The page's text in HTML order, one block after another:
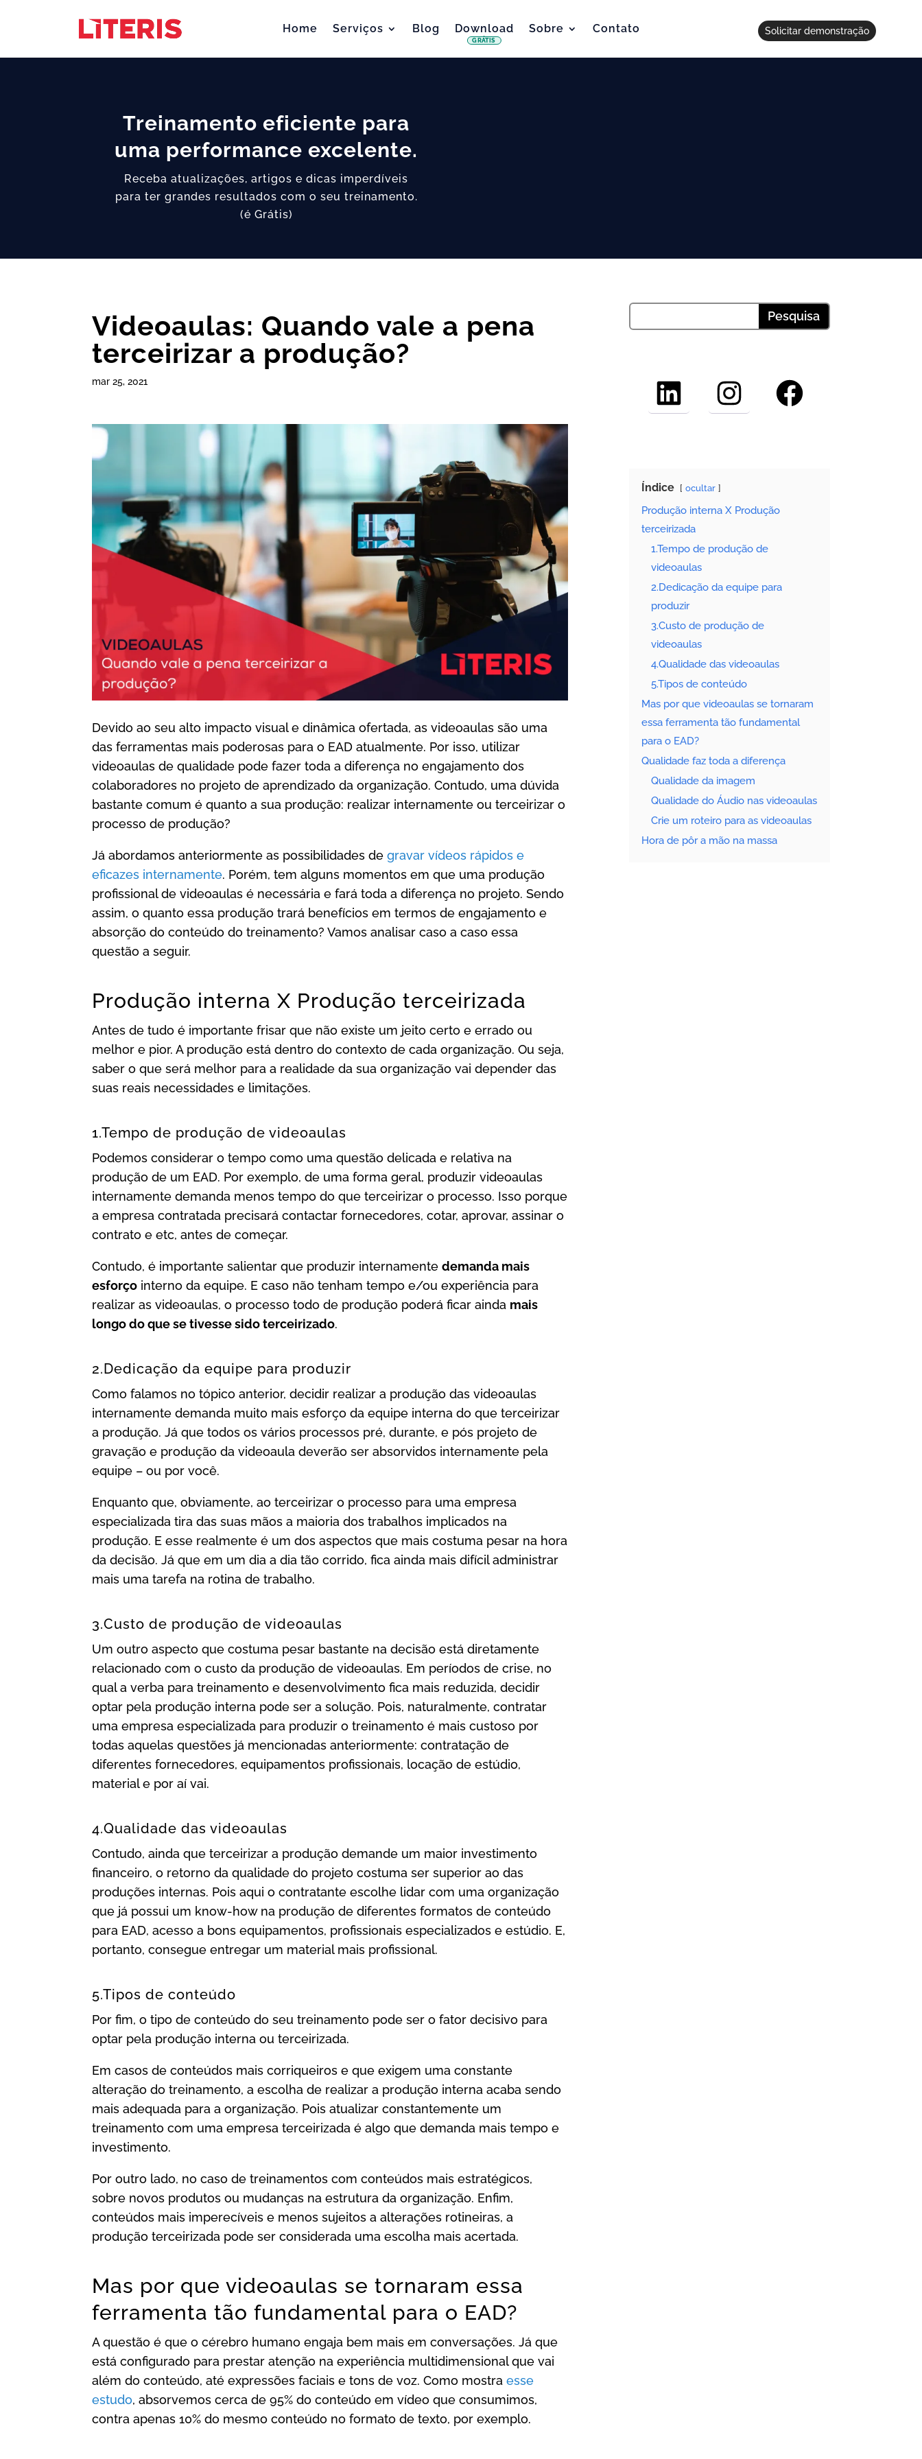
Solicitar demonstração
Home Serviços Blog Download
GRÁTIS
Sobre Contato
Treinamento eficiente para
uma performance excelente.
Receba atualizações, artigos e dicas imperdíveis
para ter grandes resultados com o seu treinamento.
(é Grátis)
Videoaulas: Quando vale a pena
terceirizar a produção?
mar 25, 2021
Devido ao seu alto impacto visual e dinâmica ofertada, as videoaulas são uma
das ferramentas mais poderosas para o EAD atualmente. Por isso, utilizar
videoaulas de qualidade pode fazer toda a diferença no engajamento dos
colaboradores no projeto de aprendizado da organização. Contudo, uma dúvida
bastante comum é quanto a sua produção: realizar internamente ou terceirizar o
processo de produção?
Já abordamos anteriormente as possibilidades degravar vídeos rápidos e
eficazes internamente. Porém, tem alguns momentos em que uma produção
profissional de videoaulas é necessária e fará toda a diferença no projeto. Sendo
assim, o quanto essa produção trará benefícios em termos de engajamento e
absorção do conteúdo do treinamento? Vamos analisar caso a caso essa
questão a seguir.
Produção interna X Produção terceirizada
Antes de tudo é importante frisar que não existe um jeito certo e errado ou
melhor e pior. A produção está dentro do contexto de cada organização. Ou seja,
saber o que será melhor para a realidade da sua organização vai depender das
suas reais necessidades e limitações.
1.Tempo de produção de videoaulas
Podemos considerar o tempo como uma questão delicada e relativa na
produção de um EAD. Por exemplo, de uma forma geral, produzir videoaulas
internamente demanda menos tempo do que terceirizar o processo. Isso porque
a empresa contratada precisará contactar fornecedores, cotar, aprovar, assinar o
contrato e etc, antes de começar.
Contudo, é importante salientar que produzir internamentedemanda mais
esforço interno da equipe. E caso não tenham tempo e/ou experiência para
realizar as videoaulas, o processo todo de produção poderá ficar ainda mais
longo do que se tivesse sido terceirizado.
2.Dedicação da equipe para produzir
Como falamos no tópico anterior, decidir realizar a produção das videoaulas
internamente demanda muito mais esforço da equipe interna do que terceirizar
a produção. Já que todos os vários processos pré, durante, e pós projeto de
gravação e produção da videoaula deverão ser absorvidos internamente pela
equipe – ou por você.
Enquanto que, obviamente, ao terceirizar o processo para uma empresa
especializada tira das suas mãos a maioria dos trabalhos implicados na
produção. E esse realmente é um dos aspectos que mais costuma pesar na hora
da decisão. Já que em um dia a dia tão corrido, fica ainda mais difícil administrar
mais uma tarefa na rotina de trabalho.
3.Custo de produção de videoaulas
Um outro aspecto que costuma pesar bastante na decisão está diretamente
relacionado com o custo da produção de videoaulas. Em períodos de crise, no
qual a verba para treinamento e desenvolvimento fica mais reduzida, decidir
optar pela produção interna pode ser a solução. Pois, naturalmente, contratar
uma empresa especializada para produzir o treinamento é mais custoso por
todas aquelas questões já mencionadas anteriormente: contratação de
diferentes fornecedores, equipamentos profissionais, locação de estúdio,
material e por aí vai.
4.Qualidade das videoaulas
Contudo, ainda que terceirizar a produção demande um maior investimento
financeiro, o retorno da qualidade do projeto costuma ser superior ao das
produções internas. Pois aqui o contratante escolhe lidar com uma organização
que já possui um know-how na produção de diferentes formatos de conteúdo
para EAD, acesso a bons equipamentos, profissionais especializados e estúdio. E,
portanto, consegue entregar um material mais profissional.
5.Tipos de conteúdo
Por fim, o tipo de conteúdo do seu treinamento pode ser o fator decisivo para
optar pela produção interna ou terceirizada.
Em casos de conteúdos mais corriqueiros e que exigem uma constante
alteração do treinamento, a escolha de realizar a produção interna acaba sendo
mais adequada para a organização. Pois atualizar constantemente um
treinamento com uma empresa terceirizada é algo que demanda mais tempo e
investimento.
Por outro lado, no caso de treinamentos com conteúdos mais estratégicos,
sobre novos produtos ou mudanças na estrutura da organização. Enfim,
conteúdos mais imperecíveis e menos sujeitos a alterações rotineiras, a
produção terceirizada pode ser considerada uma escolha mais acertada.
Mas por que videoaulas se tornaram essa
ferramenta tão fundamental para o EAD?
A questão é que o cérebro humano engaja bem mais em conversações. Já que
está configurado para prestar atenção na experiência multidimensional que vai
além do conteúdo, até expressões faciais e tons de voz. Como mostraesse
estudo, absorvemos cerca de 95% do conteúdo em vídeo que consumimos,
contra apenas 10% do mesmo conteúdo no formato de texto, por exemplo.
LinkedInInstagramFacebook
Índice ocultar
Produção interna X Produção
terceirizada
1.Tempo de produção de
videoaulas
2.Dedicação da equipe para
produzir
3.Custo de produção de
videoaulas
4.Qualidade das videoaulas
5.Tipos de conteúdo
Mas por que videoaulas se tornaram
essa ferramenta tão fundamental
para o EAD?
Qualidade faz toda a diferença
Qualidade da imagem
Qualidade do Áudio nas videoaulas
Crie um roteiro para as videoaulas
Hora de pôr a mão na massa